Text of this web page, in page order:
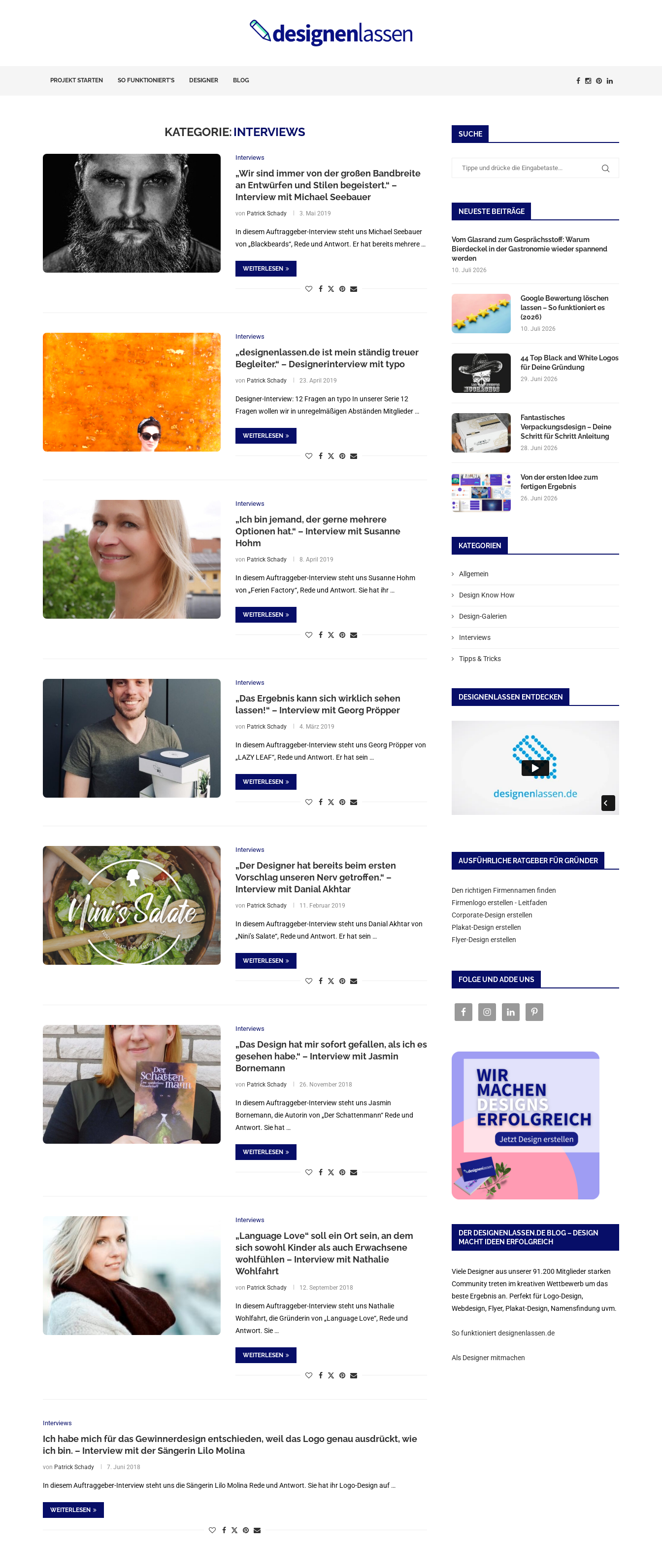
PROJEKT STARTEN SO FUNKTIONIERT’S DESIGNER BLOG
KATEGORIE:INTERVIEWS
Interviews
„Wir sind immer von der großen Bandbreite
an Entwürfen und Stilen begeistert.“ –
Interview mit Michael Seebauer
von Patrick Schady 3. Mai 2019
In diesem Auftraggeber-Interview steht uns Michael Seebauer
von „Blackbeards“, Rede und Antwort. Er hat bereits mehrere …
WEITERLESEN
Interviews
„designenlassen.de ist mein ständig treuer
Begleiter.“ – Designerinterview mit typo
von Patrick Schady 23. April 2019
Designer-Interview: 12 Fragen an typo In unserer Serie 12
Fragen wollen wir in unregelmäßigen Abständen Mitglieder …
WEITERLESEN
Interviews
„Ich bin jemand, der gerne mehrere
Optionen hat.“ – Interview mit Susanne
Hohm
von Patrick Schady 8. April 2019
In diesem Auftraggeber-Interview steht uns Susanne Hohm
von „Ferien Factory“, Rede und Antwort. Sie hat ihr …
WEITERLESEN
Interviews
„Das Ergebnis kann sich wirklich sehen
lassen!“ – Interview mit Georg Pröpper
von Patrick Schady 4. März 2019
In diesem Auftraggeber-Interview steht uns Georg Pröpper von
„LAZY LEAF“, Rede und Antwort. Er hat sein …
WEITERLESEN
Interviews
„Der Designer hat bereits beim ersten
Vorschlag unseren Nerv getroffen.“ –
Interview mit Danial Akhtar
von Patrick Schady 11. Februar 2019
In diesem Auftraggeber-Interview steht uns Danial Akhtar von
„Nini’s Salate“, Rede und Antwort. Er hat sein …
WEITERLESEN
Interviews
„Das Design hat mir sofort gefallen, als ich es
gesehen habe.“ – Interview mit Jasmin
Bornemann
von Patrick Schady 26. November 2018
In diesem Auftraggeber-Interview steht uns Jasmin
Bornemann, die Autorin von „Der Schattenmann“ Rede und
Antwort. Sie hat …
WEITERLESEN
Interviews
„Language Love“ soll ein Ort sein, an dem
sich sowohl Kinder als auch Erwachsene
wohlfühlen – Interview mit Nathalie
Wohlfahrt
von Patrick Schady 12. September 2018
In diesem Auftraggeber-Interview steht uns Nathalie
Wohlfahrt, die Gründerin von „Language Love“, Rede und
Antwort. Sie …
WEITERLESEN
Interviews
Ich habe mich für das Gewinnerdesign entschieden, weil das Logo genau ausdrückt, wie
ich bin. – Interview mit der Sängerin Lilo Molina
von Patrick Schady 7. Juni 2018
In diesem Auftraggeber-Interview steht uns die Sängerin Lilo Molina Rede und Antwort. Sie hat ihr Logo-Design auf …
WEITERLESEN
SUCHE
NEUESTE BEITRÄGE
Vom Glasrand zum Gesprächsstoff: Warum
Bierdeckel in der Gastronomie wieder spannend
werden
10. Juli 2026
Google Bewertung löschen
lassen – So funktioniert es
(2026)
10. Juli 2026
44 Top Black and White Logos
für Deine Gründung
29. Juni 2026
Fantastisches
Verpackungsdesign – Deine
Schritt für Schritt Anleitung
28. Juni 2026
Von der ersten Idee zum
fertigen Ergebnis
26. Juni 2026
KATEGORIEN
Allgemein
Design Know How
Design-Galerien
Interviews
Tipps & Tricks
DESIGNENLASSEN ENTDECKEN
AUSFÜHRLICHE RATGEBER FÜR GRÜNDER
Den richtigen Firmennamen finden
Firmenlogo erstellen - Leitfaden
Corporate-Design erstellen
Plakat-Design erstellen
Flyer-Design erstellen
FOLGE UND ADDE UNS
DER DESIGNENLASSEN.DE BLOG – DESIGN
MACHT IDEEN ERFOLGREICH
Viele Designer aus unserer 91.200 Mitglieder starken
Community treten im kreativen Wettbewerb um das
beste Ergebnis an. Perfekt für Logo-Design,
Webdesign, Flyer, Plakat-Design, Namensfindung uvm.
So funktioniert designenlassen.de
Als Designer mitmachen